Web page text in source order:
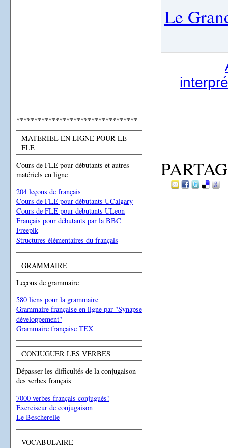
**********************************
MATERIEL EN LIGNE POUR LE
FLE
Cours de FLE pour débutants et autres
matériels en ligne
204 leçons de français
Cours de FLE pour débutants UCalgary
Cours de FLE pour débutants ULeon
Français pour débutants par la BBC
Freepik
Structures élémentaires du français
GRAMMAIRE
Leçons de grammaire
580 liens pour la grammaire
Grammaire française en ligne par "Synapse
développement"
Grammaire française TEX
CONJUGUER LES VERBES
Dépasser les difficultés de la conjugaison
des verbes français
7000 verbes français conjugués!
Exerciseur de conjugaison
Le Bescherelle
VOCABULAIRE
Le